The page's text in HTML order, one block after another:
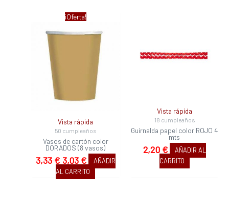
¡Oferta!
Vista rápida
50 cumpleaños
Vasos de cartón color
DORADOS (8 vasos)
3,33€
El
3,03 €
actual
3,03 €.
AÑADIR
AL CARRITO
Vista rápida
18 cumpleaños
Guirnalda papel color ROJO 4
mts
2,20 €
AÑADIR AL
CARRITO